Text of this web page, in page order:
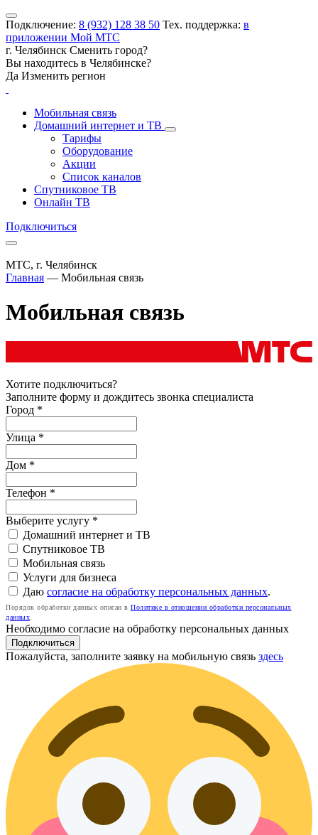
Подключение: 8 (932) 128 38 50 Тех. поддержка: в
приложении Мой МТС
г. Челябинск Сменить город?
Вы находитесь в Челябинске?
Да Изменить регион
Мобильная связь
Домашний интернет и ТВ
Тарифы
Оборудование
Акции
Список каналов
Спутниковое ТВ
Онлайн ТВ
Подключиться
МТС, г. Челябинск
Главная — Мобильная связь
Мобильная связь
Хотите подключиться?
Заполните форму и дождитесь звонка специалиста
Город *
Улица *
Дом *
Телефон *
Выберите услугу *
Домашний интернет и ТВ
Спутниковое ТВ
Мобильная связь
Услуги для бизнеса
Даю согласие на обработку персональных данных.
Порядок обработки данных описан в Политике в отношении обработки персональных
данных.
Необходимо согласие на обработку персональных данных
Подключиться
Пожалуйста, заполните заявку на мобильную связь здесь